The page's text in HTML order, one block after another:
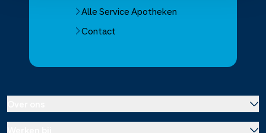
Alle Service Apotheken
Contact